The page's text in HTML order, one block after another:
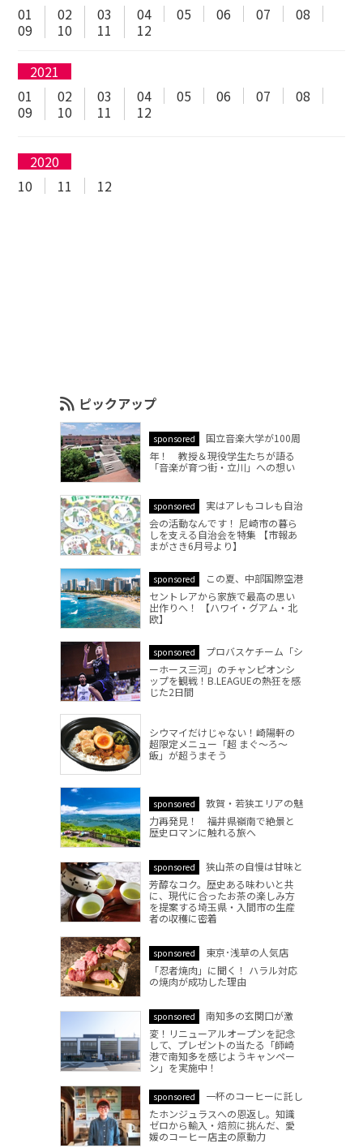
01
02 03 04 05 06 07
08
09
10 11 12
2021
01
02 03 04 05 06 07
08
09
10 11 12
2020
10
11 12
ピックアップ
sponsored
国立音楽大学が100周
年！ 教授＆現役学生たちが語る
「音楽が育つ街・立川」への想い
sponsored
実はアレもコレも自治
会の活動なんです！ 尼崎市の暮ら
しを支える自治会を特集 【市報あ
まがさき6月号より】
sponsored
この夏、中部国際空港
セントレアから家族で最高の思い
出作りへ！ 【ハワイ・グアム・北
欧】
sponsored
プロバスケチーム「シ
ーホース三河」のチャンピオンシ
ップを観戦！B.LEAGUEの熱狂を感
じた2日間
シウマイだけじゃない！崎陽軒の
超限定メニュー「超 まぐ～ろ～
飯」が超うまそう
sponsored
敦賀・若狭エリアの魅
力再発見！ 福井県嶺南で絶景と
歴史ロマンに触れる旅へ
sponsored
狭山茶の自慢は甘味と
芳醇なコク。歴史ある味わいと共
に、現代に合ったお茶の楽しみ方
を提案する埼玉県・入間市の生産
者の収穫に密着
sponsored
東京･浅草の人気店
「忍者焼肉」に聞く！ ハラル対応
の焼肉が成功した理由
sponsored
南知多の玄関口が激
変！リニューアルオープンを記念
して、プレゼントの当たる「師崎
港で南知多を感じようキャンペー
ン」を実施中！
sponsored
一杯のコーヒーに託し
たホンジュラスへの恩返し。知識
ゼロから輸入・焙煎に挑んだ、愛
媛のコーヒー店主の原動力